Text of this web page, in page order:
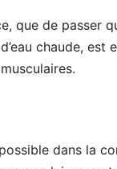
que de passer
chaude,
dans la